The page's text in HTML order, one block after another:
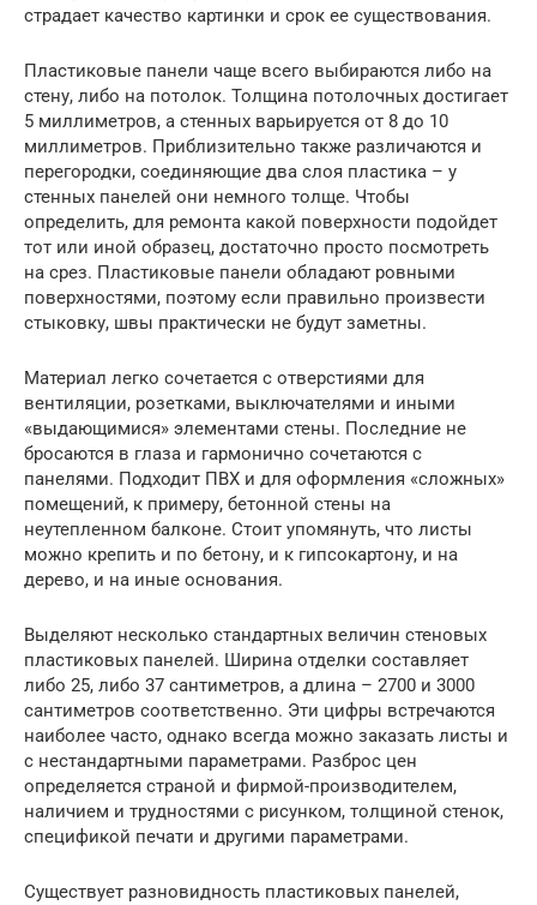
страдает качество картинки и срок ее существования.
Пластиковые панели чаще всего выбираются либо на
стену, либо на потолок. Толщина потолочных достигает
5 миллиметров, а стенных варьируется от 8 до 10
миллиметров. Приблизительно также различаются и
перегородки, соединяющие два слоя пластика – у
стенных панелей они немного толще. Чтобы
определить, для ремонта какой поверхности подойдет
тот или иной образец, достаточно просто посмотреть
на срез. Пластиковые панели обладают ровными
поверхностями, поэтому если правильно произвести
стыковку, швы практически не будут заметны.
Материал легко сочетается с отверстиями для
вентиляции, розетками, выключателями и иными
«выдающимися» элементами стены. Последние не
бросаются в глаза и гармонично сочетаются с
панелями. Подходит ПВХ и для оформления «сложных»
помещений, к примеру, бетонной стены на
неутепленном балконе. Стоит упомянуть, что листы
можно крепить и по бетону, и к гипсокартону, и на
дерево, и на иные основания.
Выделяют несколько стандартных величин стеновых
пластиковых панелей. Ширина отделки составляет
либо 25, либо 37 сантиметров, а длина – 2700 и 3000
сантиметров соответственно. Эти цифры встречаются
наиболее часто, однако всегда можно заказать листы и
с нестандартными параметрами. Разброс цен
определяется страной и фирмой-производителем,
наличием и трудностями с рисунком, толщиной стенок,
спецификой печати и другими параметрами.
Существует разновидность пластиковых панелей,